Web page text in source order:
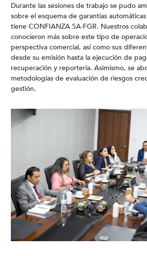
Durante las sesiones de trabajo se pudo
sobre el esquema de garantías
tiene CONFIANZA SA-FGR. Nuestros
conocieron más sobre este tipo de
perspectiva comercial, así como sus
desde su emisión hasta la ejecución de
recuperación y reportería. Asimismo, se
metodologías de evaluación de riesgos
gestión.